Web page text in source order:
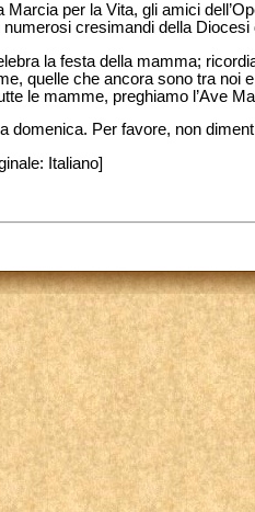
Marcia per la Vita, gli amici
cresimandi della
la festa della mamma;
quelle che ancora sono tra noi
le mamme, preghiamo l’Ave
domenica. Per favore, non
Italiano]